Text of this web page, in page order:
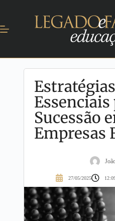
Estratégias
Essenciais
Sucessão
Empresas
27/05/2025